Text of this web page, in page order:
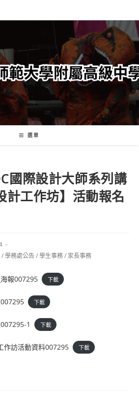
選單
國際設計大師系列講
計工作坊】活動報名
/學務處公告/學生事務/ 家長事務
報007295 下載
下載
1 下載
作訪活動資料007295 下載